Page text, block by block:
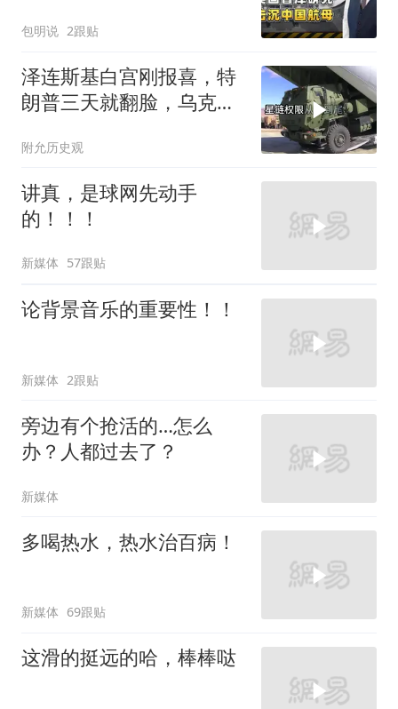
包明说 2跟贴
泽连斯基白宫刚报喜，特
朗普三天就翻脸，乌克兰
附允历史观
讲真，是球网先动手
的！！！
新媒体 57跟贴
论背景音乐的重要性！！
新媒体 2跟贴
旁边有个抢活的…怎么
办？人都过去了？
新媒体
多喝热水，热水治百病！
新媒体 69跟贴
这滑的挺远的哈，棒棒哒